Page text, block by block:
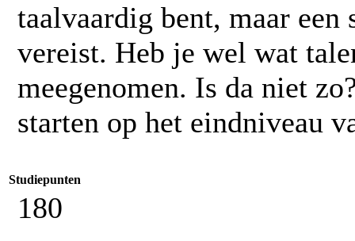
taalvaardig bent, maar
vereist. Heb je wel wat
meegenomen. Is da niet
starten op het eindniveau
Studiepunten
180